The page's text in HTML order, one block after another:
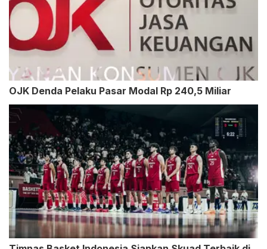
OJK Denda Pelaku Pasar Modal Rp 240,5 Miliar